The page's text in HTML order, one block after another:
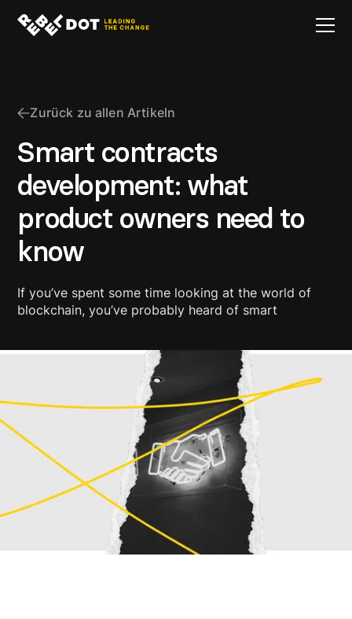
Zurück zu allen Artikeln
Smart contracts
development: what
product owners need to
know
If you’ve spent some time looking at the world of
blockchain, you’ve probably heard of smart